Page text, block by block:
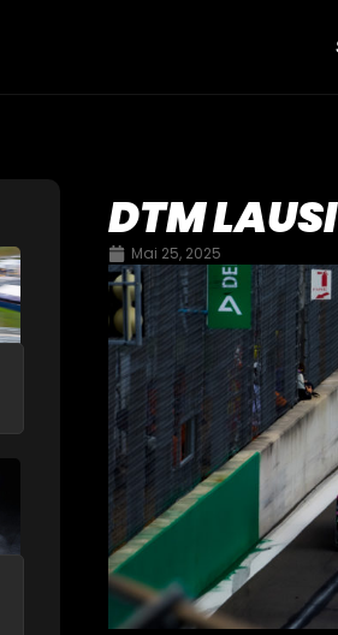
DTM
Mai 25, 2025